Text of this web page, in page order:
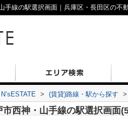
手線の駅選択画面｜兵庫区・長田区の不
> (賃貸)路線・駅から探す >
西神・山手線の駅選択画面